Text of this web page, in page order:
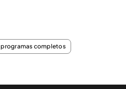
programas completos